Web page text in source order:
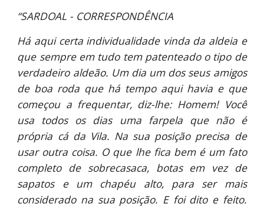
“SARDOAL - CORRESPONDÊNCIA
Há aqui certa individualidade vinda da aldeia e
que sempre em tudo tem patenteado o tipo de
verdadeiro aldeão. Um dia um dos seus amigos
de boa roda que há tempo aqui havia e que
começou a frequentar, diz-lhe: Homem! Você
usa todos os dias uma farpela que não é
própria cá da Vila. Na sua posição precisa de
usar outra coisa. O que lhe fica bem é um fato
completo de sobrecasaca, botas em vez de
sapatos e um chapéu alto, para ser mais
considerado na sua posição. E foi dito e feito.